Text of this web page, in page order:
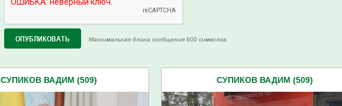
Максимальная длина сообщения 600 символов.
СУПИКОВ ВАДИМ (509) СУПИКОВ ВАДИМ (509)